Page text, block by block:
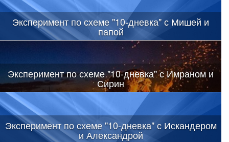
Эксперимент по схеме "10-дневка" с Мишей и
папой
Эксперимент по схеме "10-дневка" с Имраном и
Сирин
Эксперимент по схеме "10-дневка" с Искандером
и Александрой